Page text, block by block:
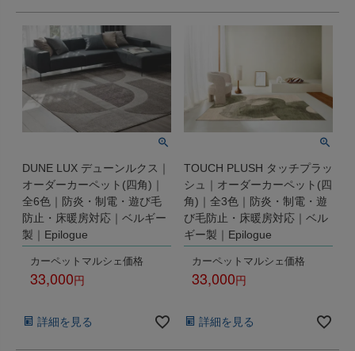
DUNE LUX デューンルクス｜
オーダーカーペット(四角)｜
全6色｜防炎・制電・遊び毛
防止・床暖房対応｜ベルギー
製｜Epilogue
カーペットマルシェ価格
33,000
詳細を見る
TOUCH PLUSH タッチプラッ
シュ｜オーダーカーペット(四
角)｜全3色｜防炎・制電・遊
び毛防止・床暖房対応｜ベル
ギー製｜Epilogue
カーペットマルシェ価格
33,000
詳細を見る